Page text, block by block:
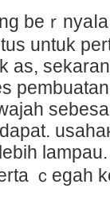
beｒ
untuk
as,
dapat.
ｃegah